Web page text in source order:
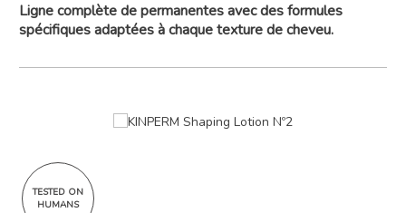
Ligne complète de permanentes avec des formules
spécifiques adaptées à chaque texture de cheveu.
TESTED ON
HUMANS